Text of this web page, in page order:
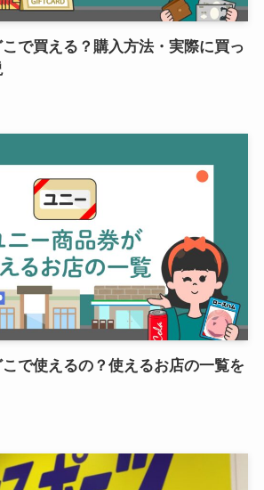
で買える？購入方法・実際に買っ
で使えるの？使えるお店の一覧を